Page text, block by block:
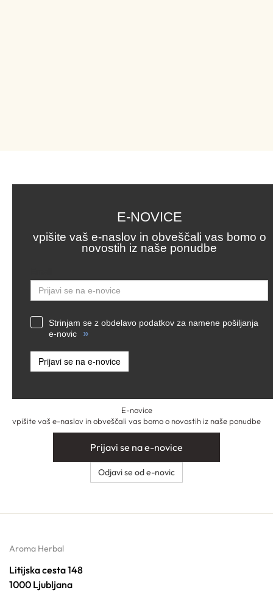
E-NOVICE
vpišite vaš e-naslov in obveščali vas bomo o
novostih iz naše ponudbe
Strinjam se z obdelavo podatkov za namene pošiljanja
e-novic
»
Prijavi se na e-novice
E-novice
vpišite vaš e-naslov in obveščali vas bomo o novostih iz naše ponudbe
Prijavi se na e-novice
Odjavi se od e-novic
Aroma Herbal
Litijska cesta 148
1000 Ljubljana